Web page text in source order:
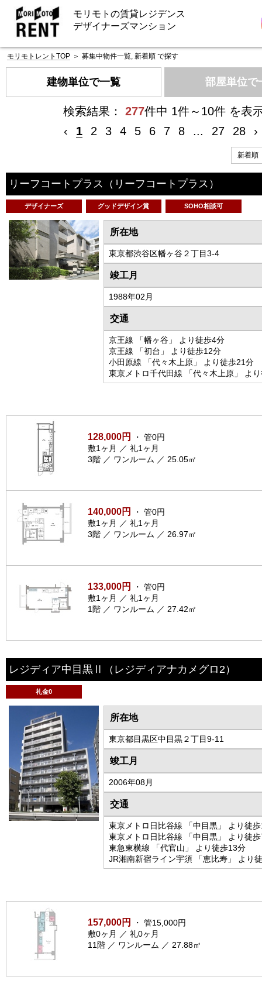
モリモトの賃貸レジデンス
デザイナーズマンション
モリモトレントTOP ＞ 募集中物件一覧, 新着順 で探す
建物単位で一覧 部屋単位で
検索結果： 277件中 1件～10件 を表
‹
1 2 3 4 5 6 7 8 ... 27 28 ›
リーフコートプラス （リーフコートプラス）
デザイナーズ グッドデザイン賞 SOHO相談可
所在地
東京都渋谷区幡ヶ谷２丁目3-4
竣工月
1988年02月
交通
京王線 「幡ヶ谷」 より徒歩4分
京王線 「初台」 より徒歩12分
小田原線 「代々木上原」 より徒歩21分
東京メトロ千代田線 「代々木上原」 よ
128,000円
・ 管0円
敷1ヶ月 ／ 礼1ヶ月
3階 ／ ワンルーム ／ 25.05㎡
140,000円
・ 管0円
敷1ヶ月 ／ 礼1ヶ月
3階 ／ ワンルーム ／ 26.97㎡
133,000円
・ 管0円
敷1ヶ月 ／ 礼1ヶ月
1階 ／ ワンルーム ／ 27.42㎡
レジディア中目黒Ⅱ （レジディアナカメグロ2）
礼金0
所在地
東京都目黒区中目黒２丁目9-11
竣工月
2006年08月
交通
東京メトロ日比谷線 「中目黒」 より徒
東京メトロ日比谷線 「中目黒」 より徒
東急東横線 「代官山」 より徒歩13分
JR湘南新宿ライン宇須 「恵比寿」 より
157,000円
・ 管15,000円
敷0ヶ月 ／ 礼0ヶ月
11階 ／ ワンルーム ／ 27.88㎡